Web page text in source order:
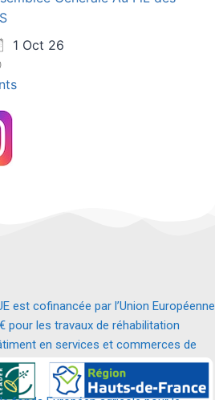
1 Oct 26
est cofinancée par l’Union Européenne
pour les travaux de réhabilitation
en services et commerces de
proximité.